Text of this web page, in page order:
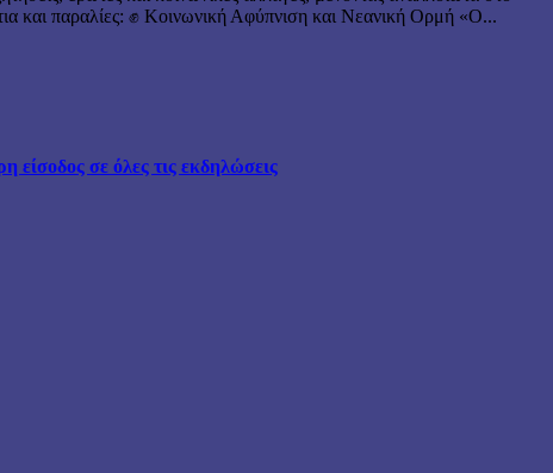
και παραλίες: ✊ Κοινωνική Αφύπνιση και Νεανική Ορμή «Ο...
σε όλες τις εκδηλώσεις